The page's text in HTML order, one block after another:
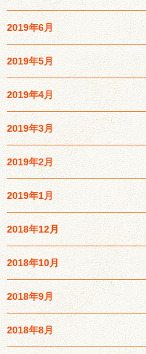
2019年6月
2019年5月
2019年4月
2019年3月
2019年2月
2019年1月
2018年12月
2018年10月
2018年9月
2018年8月